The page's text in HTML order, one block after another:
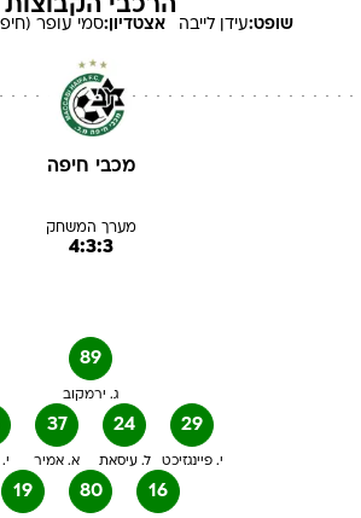
הרכבי הקבוצות
שופט:עידן לייבה אצטדיון:סמי עופר
מכבי חיפה
מערך המשחק
4:3:3
89
ג. ירמקוב
37
א. אמיר
24
ל. עיסאת
29
י. פיינגזיכט
19 80 16